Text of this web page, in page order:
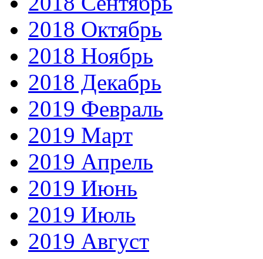
2018 Октябрь
2018 Ноябрь
2018 Декабрь
2019 Февраль
2019 Март
2019 Апрель
2019 Июнь
2019 Июль
2019 Август